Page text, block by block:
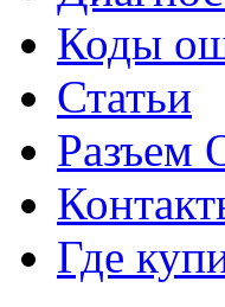
Коды
Статьи
Разъем
Где